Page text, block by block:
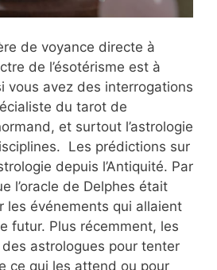
de voyance directe à
de l’ésotérisme est à
vous avez des interrogations
du tarot de
et surtout l’astrologie
Les prédictions sur
depuis l’Antiquité. Par
l’oracle de Delphes était
les événements qui allaient
futur. Plus récemment, les
astrologues pour tenter
ce qui les attend ou pour